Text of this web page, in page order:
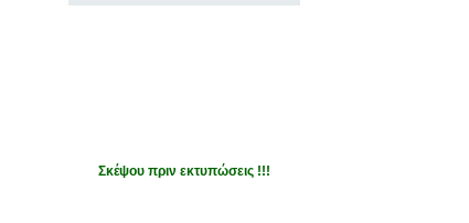
Σκέψου πριν εκτυπώσεις !!!